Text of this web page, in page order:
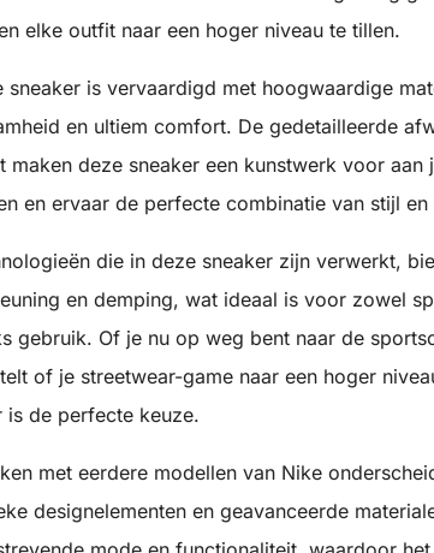
elke outfit naar een hoger niveau te tillen.
sneaker is vervaardigd met hoogwaardige
en ultiem comfort. De gedetailleerde
maken deze sneaker een kunstwerk voor aan
en ervaar de perfecte combinatie van stijl
die in deze sneaker zijn verwerkt,
en demping, wat ideaal is voor zowel
gebruik. Of je nu op weg bent naar de
of je streetwear-game naar een hoger
is de perfecte keuze.
met eerdere modellen van Nike
designelementen en geavanceerde